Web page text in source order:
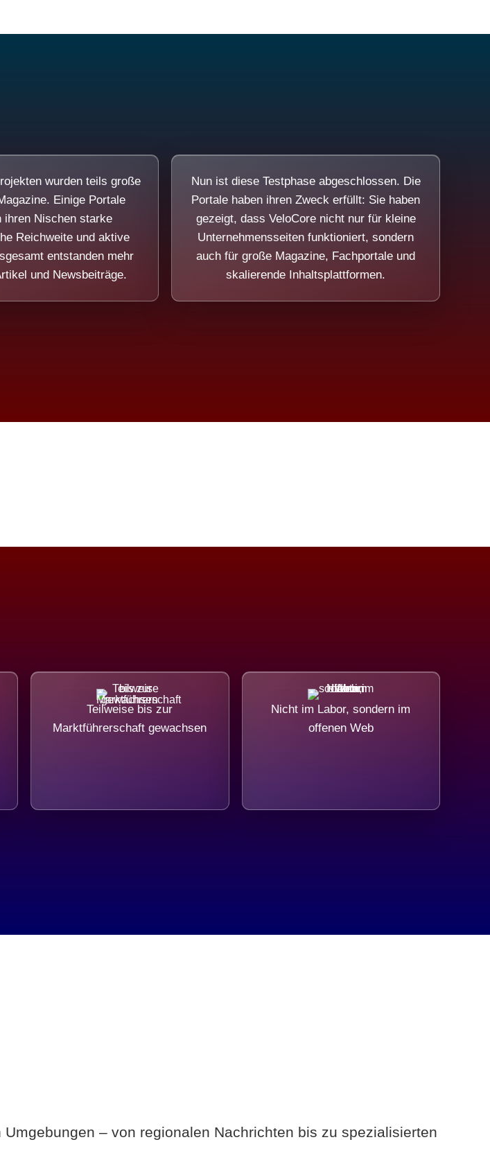
wurden teils große
Einige Portale
ihren Nischen starke
Reichweite und aktive
entstanden mehr
und Newsbeiträge.
Nun ist diese Testphase abgeschlossen. Die
Portale haben ihren Zweck erfüllt: Sie haben
gezeigt, dass VeloCore nicht nur für kleine
Unternehmensseiten funktioniert, sondern
auch für große Magazine, Fachportale und
skalierende Inhaltsplattformen.
Teilweise bis zur
Marktführerschaft gewachsen
Nicht im Labor, sondern im
offenen Web
– von regionalen Nachrichten bis zu spezialisierten